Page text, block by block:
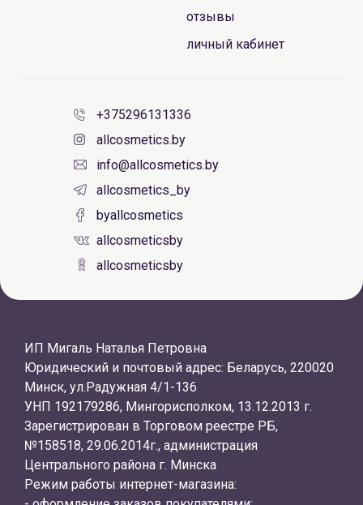
отзывы
личный кабинет
+375296131336
allcosmetics.by
info@allcosmetics.by
allcosmetics_by
byallcosmetics
allcosmeticsby
allcosmeticsby
ИП Мигаль Наталья Петровна
Юридический и почтовый адрес: Беларусь, 220020
Минск, ул.Радужная 4/1-136
УНП 192179286, Мингорисполком, 13.12.2013 г.
Зарегистрирован в Торговом реестре РБ,
№158518, 29.06.2014г., администрация
Центрального района г. Минска
Режим работы интернет-магазина: